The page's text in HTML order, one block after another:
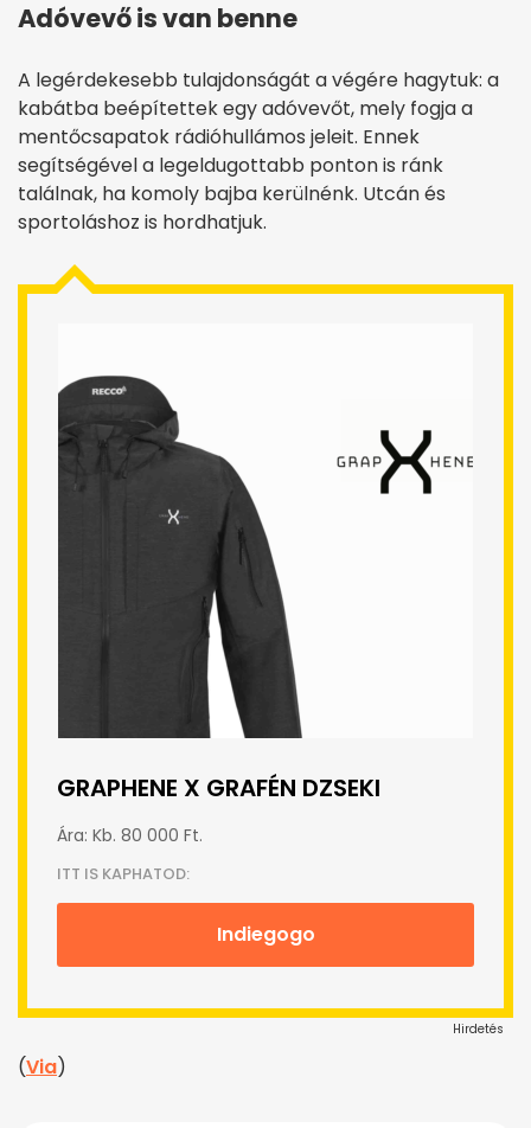
Adóvevő is van benne
A legérdekesebb tulajdonságát a végére hagytuk: a
kabátba beépítettek egy adóvevőt, mely fogja a
mentőcsapatok rádióhullámos jeleit. Ennek
segítségével a legeldugottabb ponton is ránk
találnak, ha komoly bajba kerülnénk. Utcán és
sportoláshoz is hordhatjuk.
GRAPHENE X GRAFÉN DZSEKI
Ára: Kb. 80 000 Ft.
ITT IS KAPHATOD:
Indiegogo
Hirdetés
(Via)